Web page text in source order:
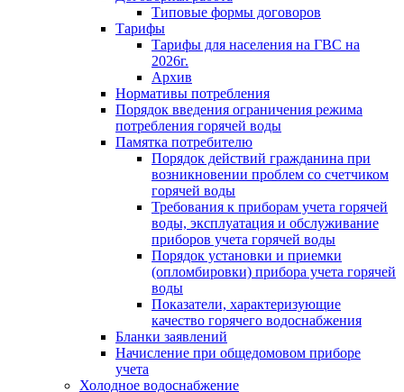
Типовые формы договоров
Тарифы
Тарифы для населения на ГВС на
2026г.
Архив
Нормативы потребления
Порядок введения ограничения режима
потребления горячей воды
Памятка потребителю
Порядок действий гражданина при
возникновении проблем со счетчиком
горячей воды
Требования к приборам учета горячей
воды, эксплуатация и обслуживание
приборов учета горячей воды
Порядок установки и приемки
(опломбировки) прибора учета горячей
воды
Показатели, характеризующие
качество горячего водоснабжения
Бланки заявлений
Начисление при общедомовом приборе
учета
Холодное водоснабжение